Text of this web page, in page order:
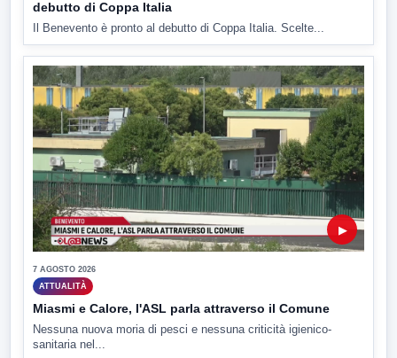
debutto di Coppa Italia
Il Benevento è pronto al debutto di Coppa Italia. Scelte...
▶
7 AGOSTO 2026
ATTUALITÀ
Miasmi e Calore, l'ASL parla attraverso il Comune
Nessuna nuova moria di pesci e nessuna criticità igienico-
sanitaria nel...